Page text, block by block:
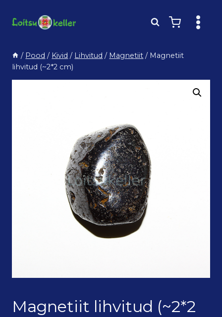
/ Pood / Kivid / Lihvitud / Magnetiit / Magnetiit
lihvitud (~2*2 cm)
Magnetiit lihvitud (~2*2